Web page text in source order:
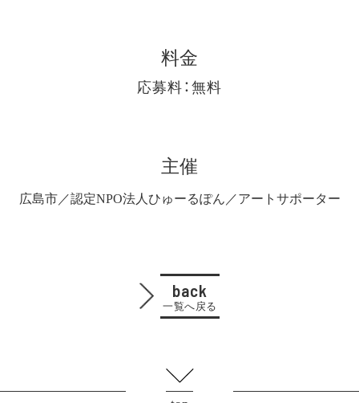
料金
応募料：無料
主催
広島市／認定NPO法人ひゅーるぽん／アートサポーター
back
一覧へ戻る